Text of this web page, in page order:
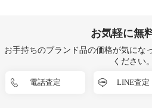
お気軽に無
お手持ちのブランド品の価格が気にな
ください。
電話査定 LINE査定